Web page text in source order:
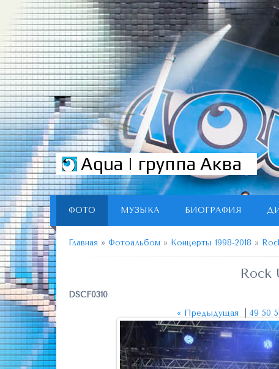
Aqua | группа Аква
ФОТО МУЗЫКА БИОГРАФИЯ
Главная » Фотоальбом » Концерты 1998-2018 »
Rock
DSCF0310
« Предыдущая
49 50 51